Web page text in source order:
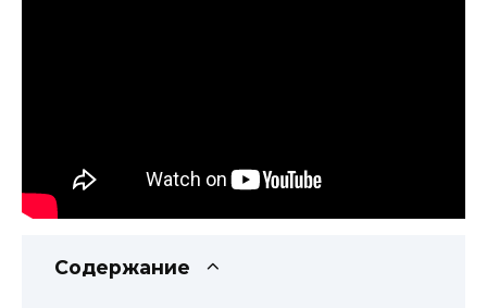
Содержание